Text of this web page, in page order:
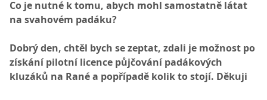
Co je nutné k tomu, abych mohl samostatně látat
na svahovém padáku?
Dobrý den, chtěl bych se zeptat, zdali je možnost po
získání pilotní licence půjčování padákových
kluzáků na Rané a popřípadě kolik to stojí. Děkuji